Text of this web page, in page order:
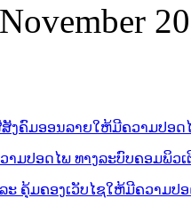
ງຄົມອອນລາຍໃຫ້ມີຄວາມປອດ
ມປອດໄພ ທາງລະບົບຄອມພິວເ
ະ ຄຸ້ມຄອງເວັບໄຊໃຫ້ມີຄວາມປ